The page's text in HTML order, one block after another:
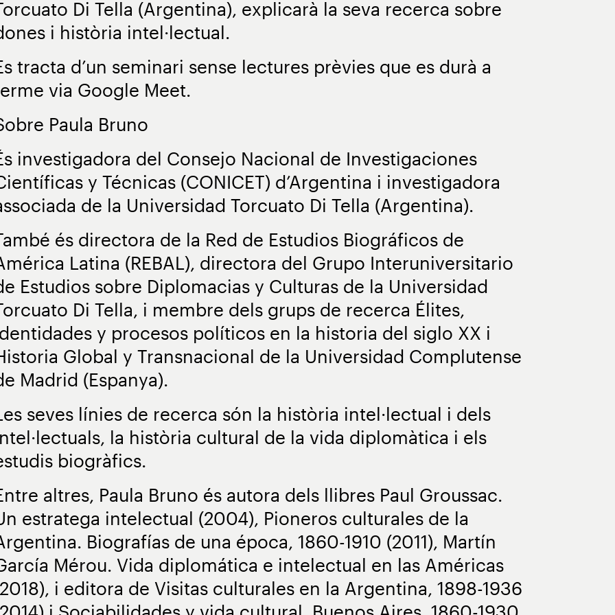
Di Tella (Argentina), explicarà la seva recerca sobre
i història intel·lectual.
tracta d’un seminari sense lectures prèvies que es durà a
via Google Meet.
Paula Bruno
investigadora del Consejo Nacional de Investigaciones
y Técnicas (CONICET) d’Argentina i investigadora
de la Universidad Torcuato Di Tella (Argentina).
és directora de la Red de Estudios Biográficos de
Latina (REBAL), directora del Grupo Interuniversitario
Estudios sobre Diplomacias y Culturas de la Universidad
Di Tella, i membre dels grups de recerca Élites,
y procesos políticos en la historia del siglo XX i
Global y Transnacional de la Universidad Complutense
Madrid (Espanya).
seves línies de recerca són la història intel·lectual i dels
la història cultural de la vida diplomàtica i els
biogràfics.
altres, Paula Bruno és autora dels llibres Paul Groussac.
estratega intelectual (2004), Pioneros culturales de la
Biografías de una época, 1860-1910 (2011), Martín
Mérou. Vida diplomática e intelectual en las Américas
i editora de Visitas culturales en la Argentina, 1898-1936